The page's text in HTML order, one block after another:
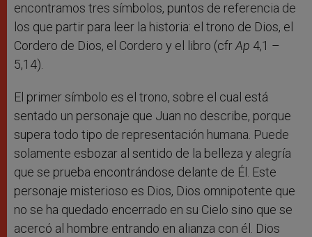
encontramos tres símbolos, puntos de referencia de
los que partir para leer la historia: el trono de Dios, el
Cordero de Dios, el Cordero y el libro (cfrAp 4,1 –
5,14).
El primer símbolo es el trono, sobre el cual está
sentado un personaje que Juan no describe, porque
supera todo tipo de representación humana. Puede
solamente esbozar al sentido de la belleza y alegría
que se prueba encontrándose delante de Él. Este
personaje misterioso es Dios, Dios omnipotente que
no se ha quedado encerrado en su Cielo sino que se
acercó al hombre entrando en alianza con él. Dios